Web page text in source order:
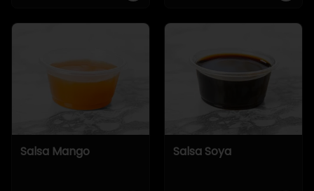
Salsa Mango Salsa Soya